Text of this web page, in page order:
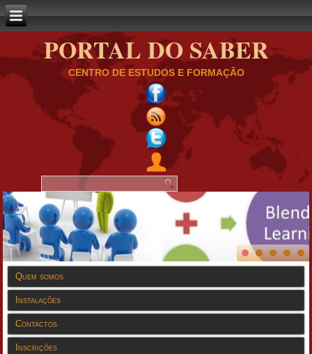
PORTAL DO SABER
CENTRO DE ESTUDOS E FORMAÇÃO
Quem somos
Instalações
Contactos
Inscrições